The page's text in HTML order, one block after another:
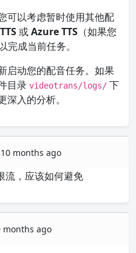
可以考虑暂时使用其他配
或Azure TTS （如果您
完成当前任务。
启动您的配音任务。如果
目录 videotrans/logs/ 下
入的分析。
months ago
流，应该如何避免
months ago